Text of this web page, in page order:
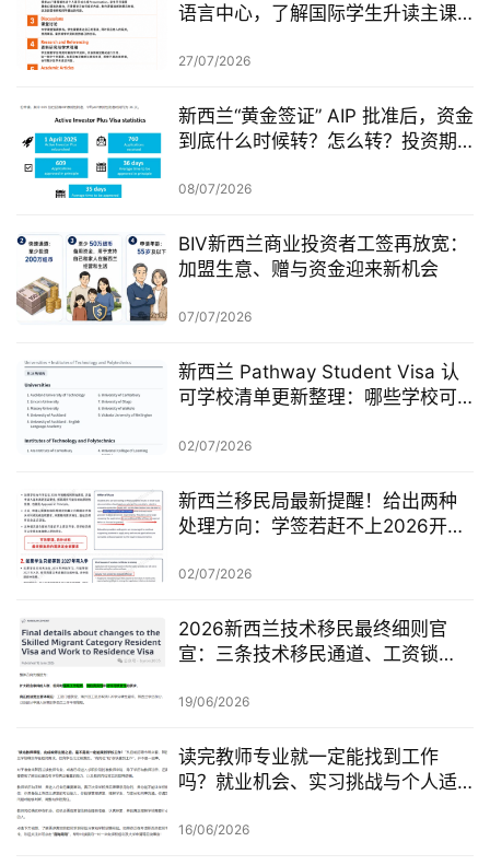
语言中心，了解国际学生升读主课
27/07/2026
新西兰“黄金签证” AIP 批准后，资金
到底什么时候转？怎么转？投资期
08/07/2026
BIV新西兰商业投资者工签再放宽：
加盟生意、赠与资金迎来新机会
07/07/2026
新西兰 Pathway Student Visa 认
可学校清单更新整理：哪些学校可
02/07/2026
新西兰移民局最新提醒！给出两种
处理方向：学签若赶不上2026开
02/07/2026
2026新西兰技术移民最终细则官
宣：三条技术移民通道、工资锁
查一次梳理
19/06/2026
读完教师专业就一定能找到工作
吗？就业机会、实习挑战与个人适
16/06/2026